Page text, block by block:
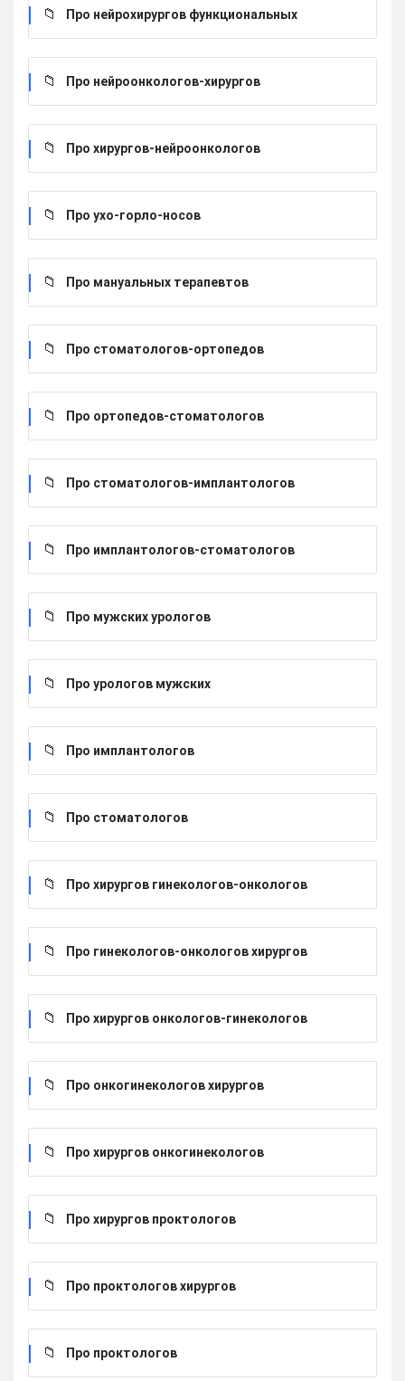
Про нейрохирургов функциональных
Про нейроонкологов-хирургов
Про хирургов-нейроонкологов
Про ухо-горло-носов
Про мануальных терапевтов
Про стоматологов-ортопедов
Про ортопедов-стоматологов
Про стоматологов-имплантологов
Про имплантологов-стоматологов
Про мужских урологов
Про урологов мужских
Про имплантологов
Про стоматологов
Про хирургов гинекологов-онкологов
Про гинекологов-онкологов хирургов
Про хирургов онкологов-гинекологов
Про онкогинекологов хирургов
Про хирургов онкогинекологов
Про хирургов проктологов
Про проктологов хирургов
Про проктологов